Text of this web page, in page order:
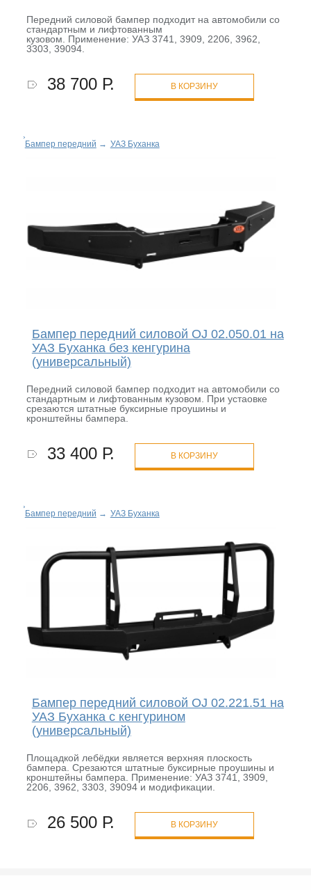
Передний силовой бампер подходит на автомобили со
стандартным и лифтованным
кузовом. Применение: УАЗ 3741, 3909, 2206, 3962,
3303, 39094.
38 700 Р. В КОРЗИНУ
Бампер передний → УАЗ Буханка
Бампер передний силовой OJ 02.050.01 на
УАЗ Буханка без кенгурина
(универсальный)
Передний силовой бампер подходит на автомобили со
стандартным и лифтованным кузовом. При устаовке
срезаются штатные буксирные проушины и
кронштейны бампера.
33 400 Р. В КОРЗИНУ
Бампер передний → УАЗ Буханка
Бампер передний силовой OJ 02.221.51 на
УАЗ Буханка с кенгурином
(универсальный)
Площадкой лебёдки является верхняя плоскость
бампера. Срезаются штатные буксирные проушины и
кронштейны бампера. Применение: УАЗ 3741, 3909,
2206, 3962, 3303, 39094 и модификации.
26 500 Р. В КОРЗИНУ